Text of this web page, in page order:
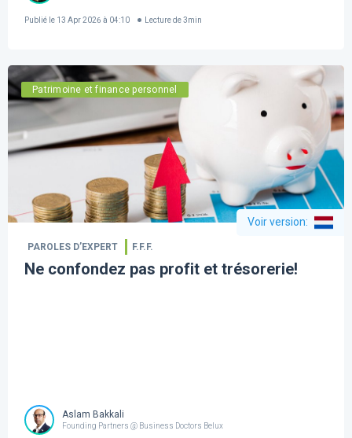
Publié le 13 Apr 2026 à 04:10 Lecture de 3min
Patrimoine et finance personnel
Voir version:
PAROLES D’EXPERT F.F.F.
Ne confondez pas profit et trésorerie!
Aslam Bakkali
Founding Partners @ Business Doctors Belux